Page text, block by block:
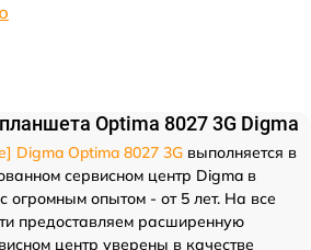
Optima 8027 3G Digma
Digma Optima 8027 3G выполняется в
сервисном центр Digma в
огромным опытом - от 5 лет. На все
предоставляем расширенную
центр уверены в качестве